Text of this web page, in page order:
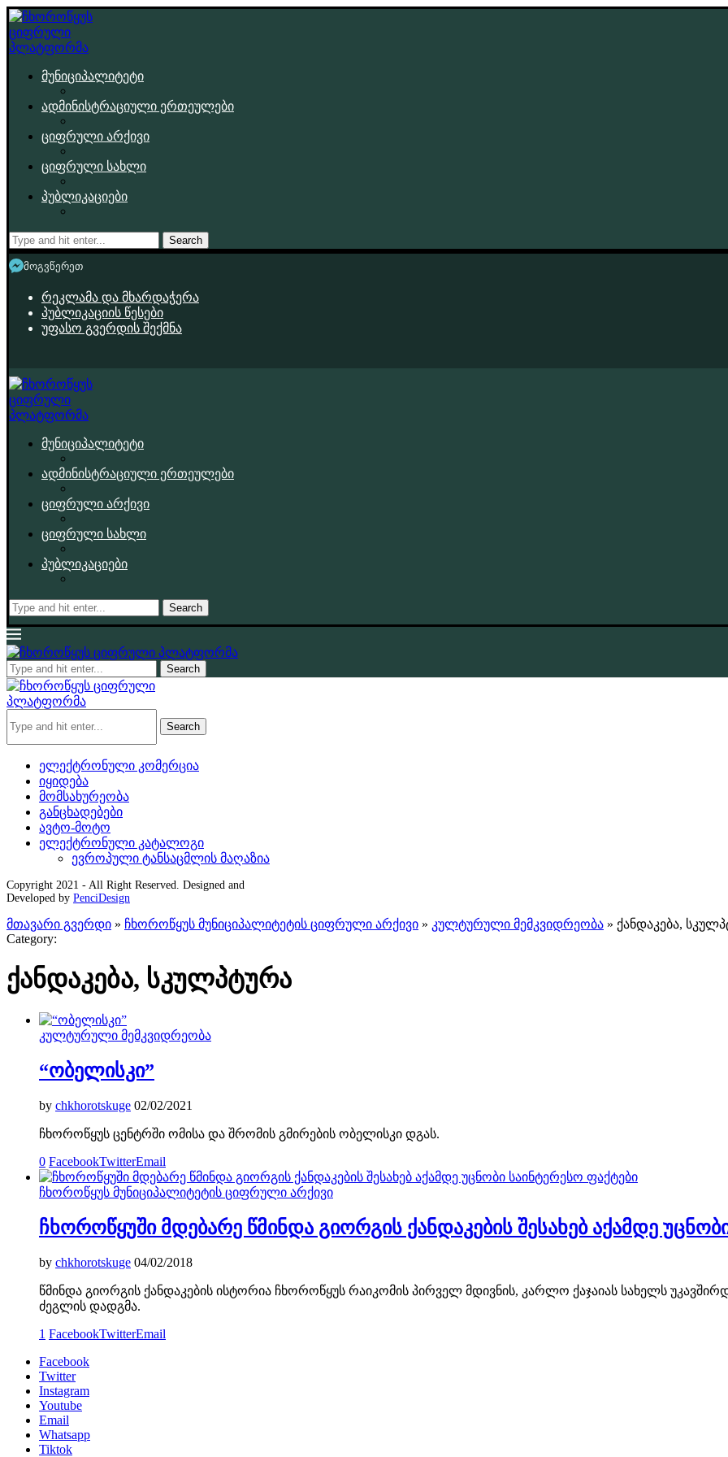
მუნიციპალიტეტი
ადმინისტრაციული ერთეულები
ციფრული არქივი
ციფრული სახლი
პუბლიკაციები
Search
მოგვწერეთ
რეკლამა და მხარდაჭერა
პუბლიკაციის წესები
უფასო გვერდის შექმნა
მუნიციპალიტეტი
ადმინისტრაციული ერთეულები
ციფრული არქივი
ციფრული სახლი
პუბლიკაციები
Search
Search
Search
ელექტრონული კომერცია
იყიდება
მომსახურეობა
განცხადებები
ავტო-მოტო
ელექტრონული კატალოგი
ევროპული ტანსაცმლის მაღაზია
Copyright 2021 - All Right Reserved. Designed and
Developed by PenciDesign
მთავარი გვერდი » ჩხოროწყუს მუნიციპალიტეტის ციფრული არქივი » კულტურული მემკვიდრეობა » ქანდაკება,
Category:
ქანდაკება, სკულპტურა
კულტურული მემკვიდრეობა
“ობელისკი”
by chkhorotskuge 02/02/2021
ჩხოროწყუს ცენტრში ომისა და შრომის გმირების ობელისკი დგას.
0 FacebookTwitterEmail
ჩხოროწყუს მუნიციპალიტეტის ციფრული არქივი
ჩხოროწყუში მდებარე წმინდა გიორგის ქანდაკების შესახებ აქამდე
by chkhorotskuge 04/02/2018
წმინდა გიორგის ქანდაკების ისტორია ჩხოროწყუს რაიკომის პირველ მდივნის, კარლო ქაჯაიას სახელს
ძეგლის დადგმა.
1 FacebookTwitterEmail
Facebook
Twitter
Instagram
Youtube
Email
Whatsapp
Tiktok